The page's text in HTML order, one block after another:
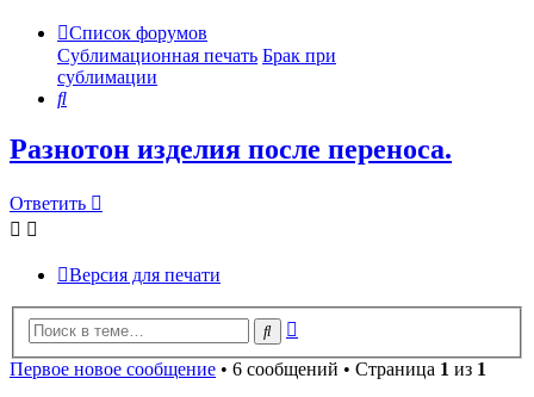
Список форумов
Сублимационная печать Брак при
сублимации
Поиск
Разнотон изделия после переноса.
Ответить
Версия для печати
Поиск
Первое новое сообщение • 6 сообщений • Страница 1 из 1